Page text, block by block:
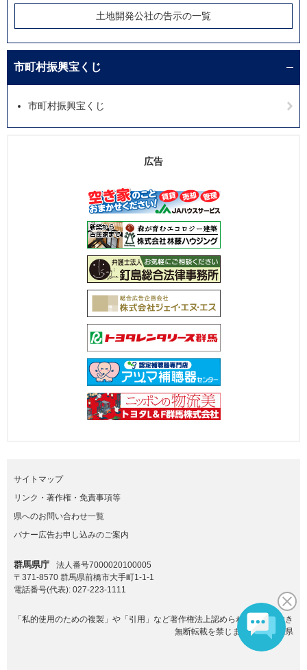
土地開発公社の告示の一覧
市町村振興宝くじ
市町村振興宝くじ
広告
サイトマップ
リンク・著作権・免責事項等
県へのお問い合わせ一覧
バナー広告お申し込みのご案内
群馬県庁
法人番号7000020100005
〒371-8570 群馬県前橋市大手町1-1-1
電話番号(代表): 027-223-1111
「私的使用のための複製」や「引用」など著作権法上認められた場合を除き
無断転載を禁じます。(C)群馬県